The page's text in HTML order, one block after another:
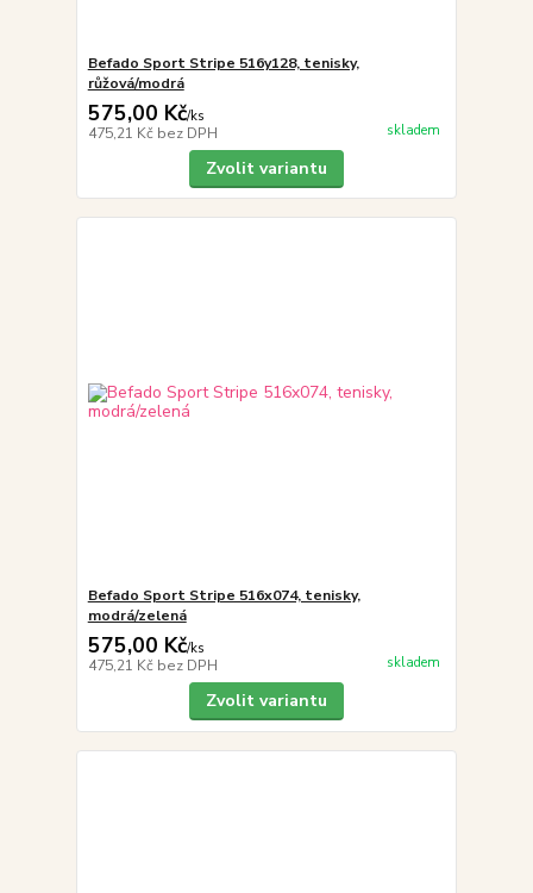
Befado Sport Stripe 516y128, tenisky,
růžová/modrá
575,00 Kč/ks
475,21 Kč bez DPH skladem
Zvolit variantu
Befado Sport Stripe 516x074, tenisky,
modrá/zelená
575,00 Kč/ks
475,21 Kč bez DPH skladem
Zvolit variantu